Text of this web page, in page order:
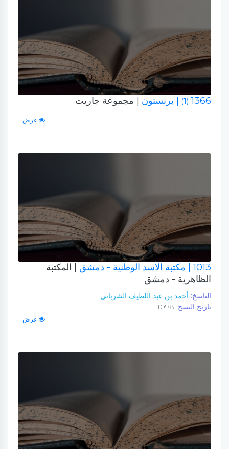
1366
(1) | برنستون | مجموعة جاريت
عرض
1013 | مكتبة الأسد الوطنية - دمشق
| المكتبة
الظاهرية - دمشق
الناسخ: أحمد بن عبد اللطيف الشرباتي
تاريخ النسخ:
عرض